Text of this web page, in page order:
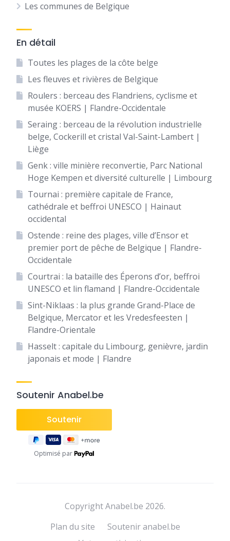
Les communes de Belgique
En détail
Toutes les plages de la côte belge
Les fleuves et rivières de Belgique
Roulers : berceau des Flandriens, cyclisme et
musée KOERS | Flandre-Occidentale
Seraing : berceau de la révolution industrielle
belge, Cockerill et cristal Val-Saint-Lambert |
Liège
Genk : ville minière reconvertie, Parc National
Hoge Kempen et diversité culturelle | Limbourg
Tournai : première capitale de France,
cathédrale et beffroi UNESCO | Hainaut
occidental
Ostende : reine des plages, ville d’Ensor et
premier port de pêche de Belgique | Flandre-
Occidentale
Courtrai : la bataille des Éperons d’or, beffroi
UNESCO et lin flamand | Flandre-Occidentale
Sint-Niklaas : la plus grande Grand-Place de
Belgique, Mercator et les Vredesfeesten |
Flandre-Orientale
Hasselt : capitale du Limbourg, genièvre, jardin
japonais et mode | Flandre
Soutenir Anabel.be
Optimisé par
Copyright Anabel.be 2026.
Plan du site
Soutenir anabel.be